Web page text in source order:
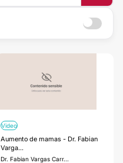
Video
Aumento de mamas - Dr. Fabian
Varga...
Dr. Fabian Vargas Carr...